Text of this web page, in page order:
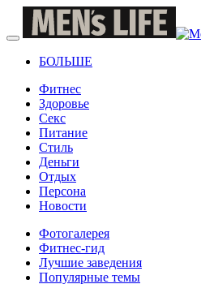
БОЛЬШЕ
Фитнес
Здоровье
Секс
Питание
Стиль
Деньги
Отдых
Персона
Новости
Фотогалерея
Фитнес-гид
Лучшие заведения
Популярные темы